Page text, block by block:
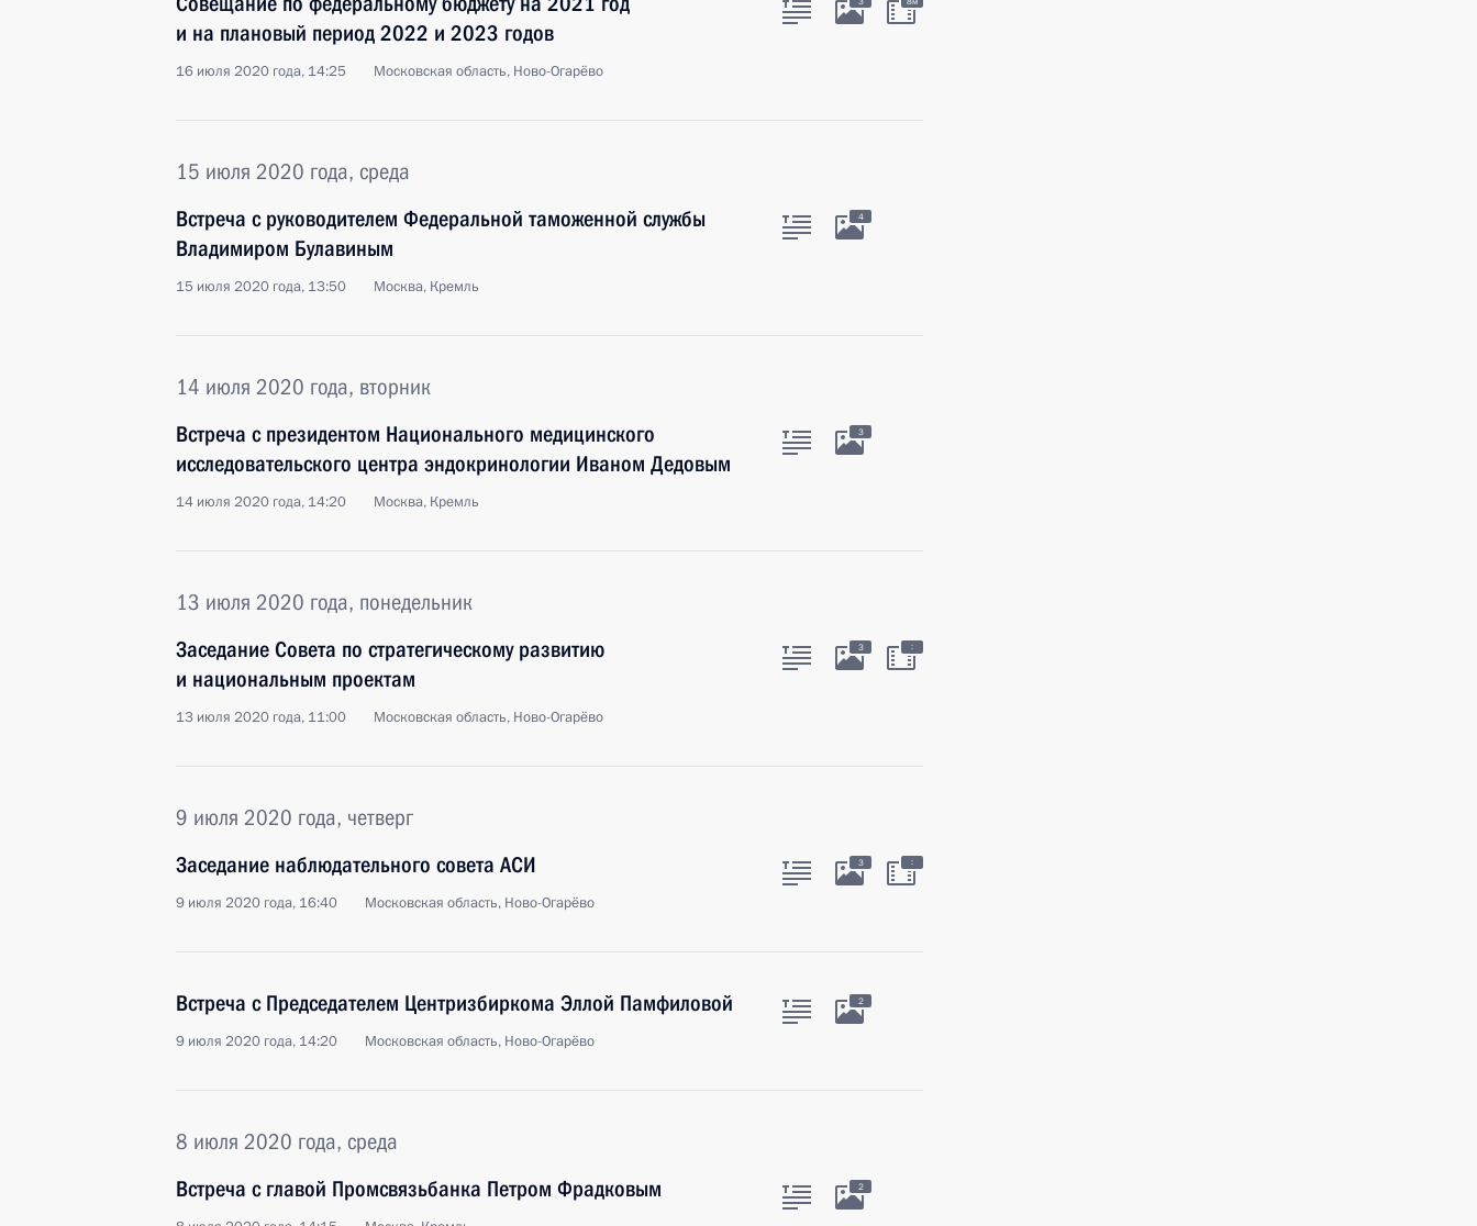
и на плановый период 2022 и 2023 годов
16 июля 2020 года, 14:25 Московская область, Ново-Огарёво
15 июля 2020 года, среда
Встреча с руководителем Федеральной таможенной службы
Владимиром Булавиным
15 июля 2020 года, 13:50 Москва, Кремль
4
14 июля 2020 года, вторник
Встреча с президентом Национального медицинского
исследовательского центра эндокринологии Иваном Дедовым
14 июля 2020 года, 14:20 Москва, Кремль
3
13 июля 2020 года, понедельник
Заседание Совета по стратегическому развитию
и национальным проектам
13 июля 2020 года, 11:00 Московская область, Ново-Огарёво
3 :
9 июля 2020 года, четверг
Заседание наблюдательного совета АСИ
9 июля 2020 года, 16:40 Московская область, Ново-Огарёво
3 :
Встреча с Председателем Центризбиркома Эллой Памфиловой
9 июля 2020 года, 14:20 Московская область, Ново-Огарёво
2
8 июля 2020 года, среда
Встреча с главой Промсвязьбанка Петром Фрадковым
2